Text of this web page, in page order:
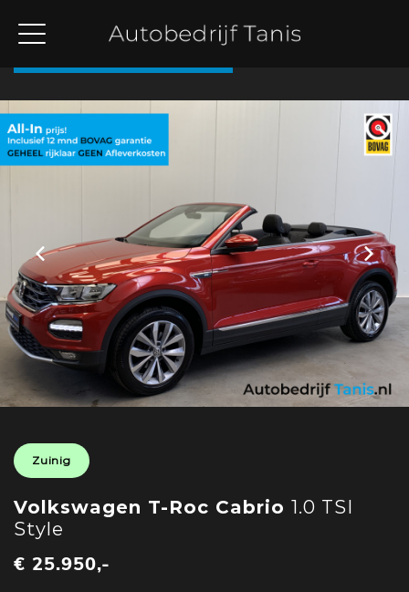
Zuinig
Volkswagen T-Roc Cabrio 1.0 TSI
Style
€ 25.950,-